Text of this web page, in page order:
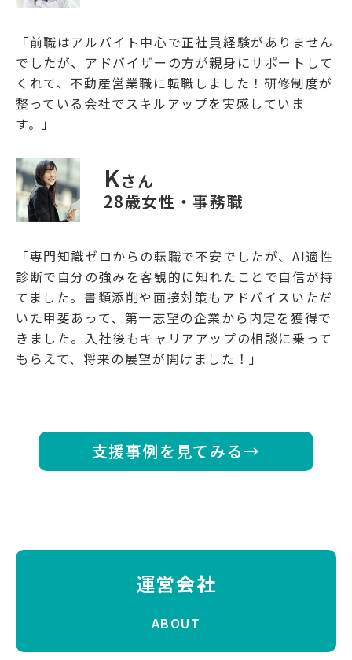
「前職はアルバイト中心で正社員経験がありません
でしたが、アドバイザーの方が親身にサポートして
くれて、不動産営業職に転職しました！研修制度が
整っている会社でスキルアップを実感していま
す。」
Kさん
28歳女性・事務職
「専門知識ゼロからの転職で不安でしたが、AI適性
診断で自分の強みを客観的に知れたことで自信が持
てました。書類添削や面接対策もアドバイスいただ
いた甲斐あって、第一志望の企業から内定を獲得で
きました。入社後もキャリアアップの相談に乗って
もらえて、将来の展望が開けました！」
支援事例を見てみる→
運営会社
ABOUT